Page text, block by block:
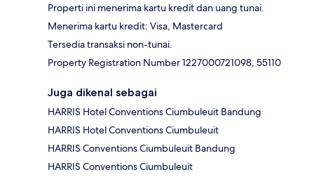
Properti ini menerima kartu kredit dan uang tunai.
Menerima kartu kredit: Visa, Mastercard
Tersedia transaksi non-tunai.
Property Registration Number 1227000721098, 55110
Juga dikenal sebagai
HARRIS Hotel Conventions Ciumbuleuit Bandung
HARRIS Hotel Conventions Ciumbuleuit
HARRIS Conventions Ciumbuleuit Bandung
HARRIS Conventions Ciumbuleuit